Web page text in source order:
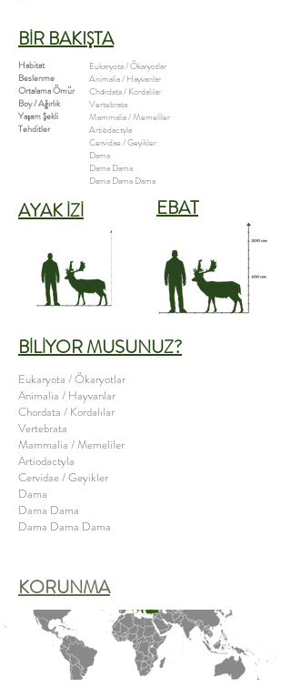
BİR BAKIŞTA
Eukaryota / Ökaryotlar
Animalia / Hayvanlar
Chordata / Kordalılar
Vertebrata
Mammalia / Memeliler
Artiodactyla
Cervidae / Geyikler
Dama
​Dama Dama
Dama Dama Dama
EBAT
Habitat
Beslenme
Ortalama Ömür :
Boy / Ağırlık
Yaşam Şekli
Tehditler
:
AYAK İZİ
BİLİYOR MUSUNUZ?
Eukaryota / Ökaryotlar
Animalia / Hayvanlar
Chordata / Kordalılar
Vertebrata
Mammalia / Memeliler
Artiodactyla
Cervidae / Geyikler
Dama
​Dama Dama
Dama Dama Dama
KORUNMA